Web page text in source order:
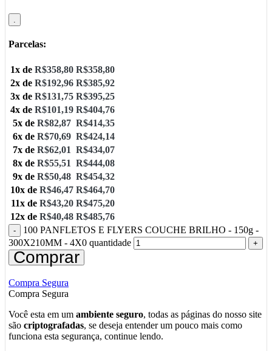
Parcelas:
1x de R$358,80 R$358,80
2x de R$192,96 R$385,92
3x de R$131,75 R$395,25
4x de R$101,19 R$404,76
5x de R$82,87 R$414,35
6x de R$70,69 R$424,14
7x de R$62,01 R$434,07
8x de R$55,51 R$444,08
9x de R$50,48 R$454,32
10x de R$46,47 R$464,70
11x de R$43,20 R$475,20
12x de R$40,48 R$485,76
100 PANFLETOS E FLYERS COUCHE BRILHO - 150g -
300X210MM - 4X0 quantidade
Comprar
Compra Segura
Compra Segura
Você esta em um ambiente seguro, todas as páginas do nosso site
são criptografadas, se deseja entender um pouco mais como
funciona esta segurança, continue lendo.